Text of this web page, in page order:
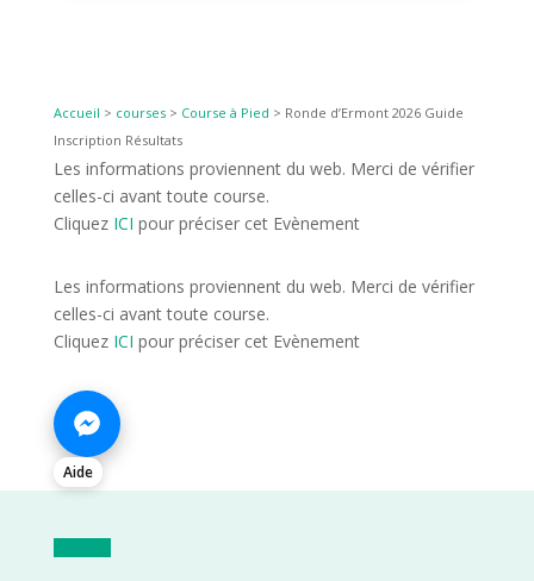
Accueil > courses> Course à Pied > Ronde d’Ermont 2026 Guide
Inscription Résultats
Les informations proviennent du web. Merci de vérifier
celles-ci avant toute course.
Cliquez ICI pour préciser cet Evènement
Les informations proviennent du web. Merci de vérifier
celles-ci avant toute course.
Cliquez ICI pour préciser cet Evènement
Aide